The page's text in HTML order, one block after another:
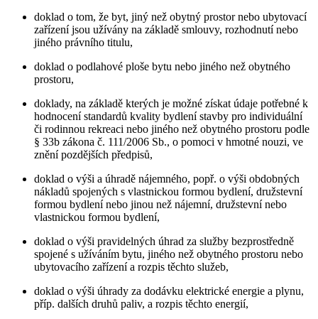
doklad o tom, že byt, jiný než obytný prostor nebo ubytovací
zařízení jsou užívány na základě smlouvy, rozhodnutí nebo
jiného právního titulu,
doklad o podlahové ploše bytu nebo jiného než obytného
prostoru,
doklady, na základě kterých je možné získat údaje potřebné k
hodnocení standardů kvality bydlení stavby pro individuální
či rodinnou rekreaci nebo jiného než obytného prostoru podle
§ 33b zákona č. 111/2006 Sb., o pomoci v hmotné nouzi, ve
znění pozdějších předpisů,
doklad o výši a úhradě nájemného, popř. o výši obdobných
nákladů spojených s vlastnickou formou bydlení, družstevní
formou bydlení nebo jinou než nájemní, družstevní nebo
vlastnickou formou bydlení,
doklad o výši pravidelných úhrad za služby bezprostředně
spojené s užíváním bytu, jiného než obytného prostoru nebo
ubytovacího zařízení a rozpis těchto služeb,
doklad o výši úhrady za dodávku elektrické energie a plynu,
příp. dalších druhů paliv, a rozpis těchto energií,